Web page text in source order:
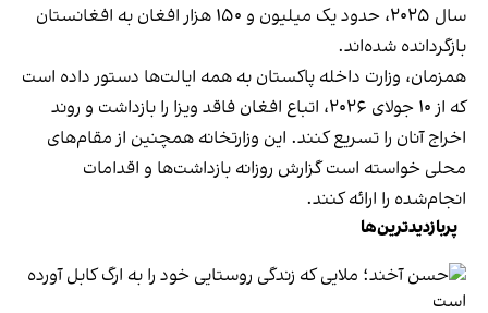
سال ۲۰۲۵، حدود یک میلیون و ۱۵۰ هزار افغان به افغانستان
بازگردانده شده‌اند.
همزمان، وزارت داخله پاکستان به همه ایالت‌ها دستور داده است
که از ۱۰ جولای ۲۰۲۶، اتباع افغان فاقد ویزا را بازداشت و روند
اخراج آنان را تسریع کنند. این وزارتخانه همچنین از مقام‌های
محلی خواسته است گزارش روزانه بازداشت‌ها و اقدامات
انجام‌شده را ارائه کنند.
پربازدیدترین‌ها